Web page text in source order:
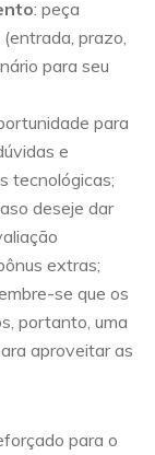
: peça
prazo,
para seu
para
e
tecnológicas;
deseje dar
extras;
se que os
portanto, uma
aproveitar as
para o